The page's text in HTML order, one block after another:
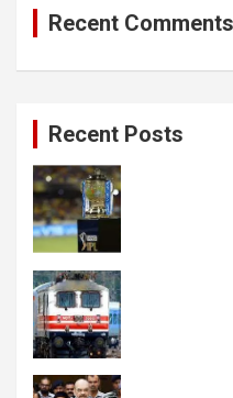
Recent Comments
Recent Posts